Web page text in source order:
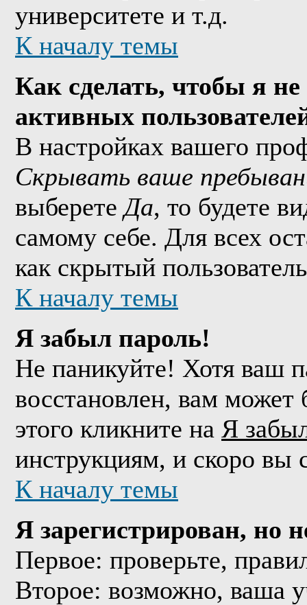
университете и т.д.
К началу темы
Как сделать, чтобы я
активных
В настройках вашего
Скрывать ваше
выберетеДа, то будете
самому себе. Для всех
как скрытый
К началу темы
Я забыл пароль!
Не паникуйте! Хотя ваш
восстановлен, вам
этого кликните на Я
инструкциям, и скоро вы
К началу темы
Я зарегистрирован, но
Первое: проверьте,
Второе: возможно, ваша